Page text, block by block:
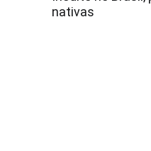
nativas